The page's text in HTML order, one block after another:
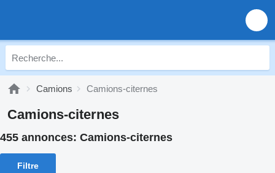
Camions Camions-citernes
Camions-citernes
455 annonces: Camions-citernes
Filtre